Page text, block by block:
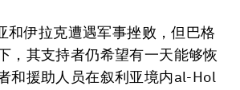
和伊拉克遭遇军事挫败，但巴格
，其支持者仍希望有一天能够恢
和援助人员在叙利亚境内al-Hol